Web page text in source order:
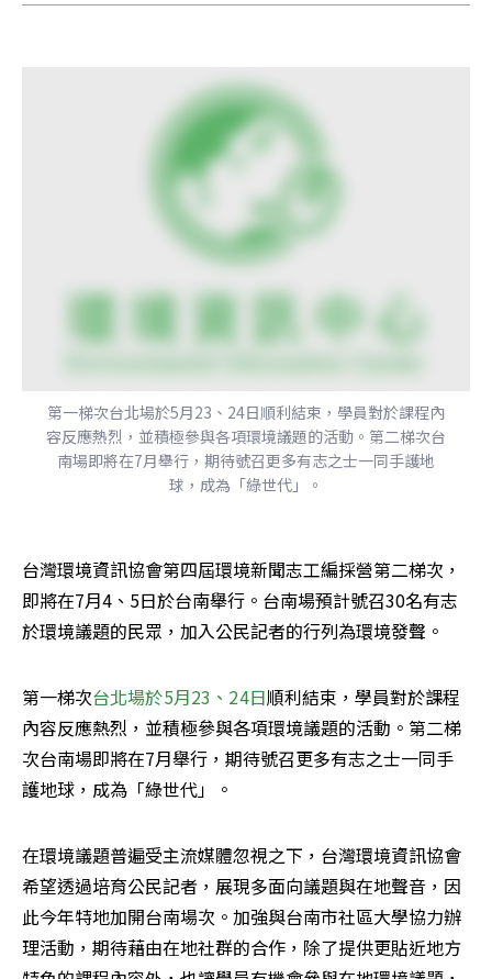
第一梯次台北場於5月23、24日順利結束，學員對於課程內
容反應熱烈，並積極參與各項環境議題的活動。第二梯次台
南場即將在7月舉行，期待號召更多有志之士一同手護地
球，成為「綠世代」。
台灣環境資訊協會第四屆環境新聞志工編採營第二梯次，
即將在7月4、5日於台南舉行。台南場預計號召30名有志
於環境議題的民眾，加入公民記者的行列為環境發聲。
第一梯次台北場於5月23、24日順利結束，學員對於課程
內容反應熱烈，並積極參與各項環境議題的活動。第二梯
次台南場即將在7月舉行，期待號召更多有志之士一同手
護地球，成為「綠世代」。
在環境議題普遍受主流媒體忽視之下，台灣環境資訊協會
希望透過培育公民記者，展現多面向議題與在地聲音，因
此今年特地加開台南場次。加強與台南市社區大學協力辦
理活動，期待藉由在地社群的合作，除了提供更貼近地方